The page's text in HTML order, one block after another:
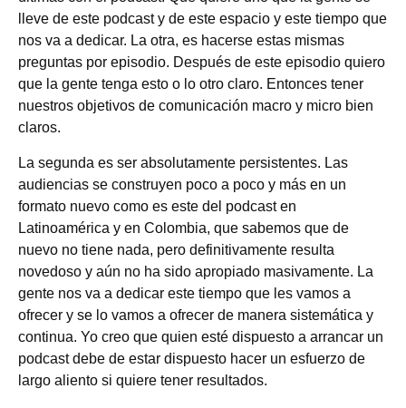
lleve de este podcast y de este espacio y este tiempo que
nos va a dedicar. La otra, es hacerse estas mismas
preguntas por episodio. Después de este episodio quiero
que la gente tenga esto o lo otro claro. Entonces tener
nuestros objetivos de comunicación macro y micro bien
claros.
La segunda es ser absolutamente persistentes. Las
audiencias se construyen poco a poco y más en un
formato nuevo como es este del podcast en
Latinoamérica y en Colombia, que sabemos que de
nuevo no tiene nada, pero definitivamente resulta
novedoso y aún no ha sido apropiado masivamente. La
gente nos va a dedicar este tiempo que les vamos a
ofrecer y se lo vamos a ofrecer de manera sistemática y
continua. Yo creo que quien esté dispuesto a arrancar un
podcast debe de estar dispuesto hacer un esfuerzo de
largo aliento si quiere tener resultados.